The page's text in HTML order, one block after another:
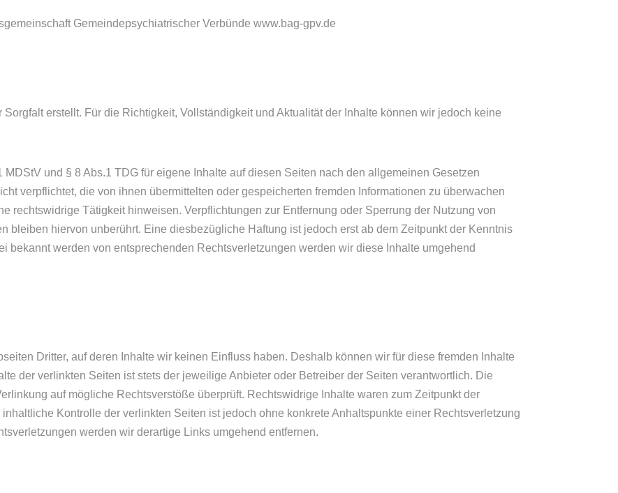
Gemeindepsychiatrischer Verbünde www.bag-gpv.de
erstellt. Für die Richtigkeit, Vollständigkeit und Aktualität der Inhalte können wir jedoch keine
und § 8 Abs.1 TDG für eigene Inhalte auf diesen Seiten nach den allgemeinen Gesetzen
verpflichtet, die von ihnen übermittelten oder gespeicherten fremden Informationen zu überwachen
rechtswidrige Tätigkeit hinweisen. Verpflichtungen zur Entfernung oder Sperrung der Nutzung von
bleiben hiervon unberührt. Eine diesbezügliche Haftung ist jedoch erst ab dem Zeitpunkt der Kenntnis
bekannt werden von entsprechenden Rechtsverletzungen werden wir diese Inhalte umgehend
Dritter, auf deren Inhalte wir keinen Einfluss haben. Deshalb können wir für diese fremden Inhalte
der verlinkten Seiten ist stets der jeweilige Anbieter oder Betreiber der Seiten verantwortlich. Die
auf mögliche Rechtsverstöße überprüft. Rechtswidrige Inhalte waren zum Zeitpunkt der
Kontrolle der verlinkten Seiten ist jedoch ohne konkrete Anhaltspunkte einer Rechtsverletzung
werden wir derartige Links umgehend entfernen.